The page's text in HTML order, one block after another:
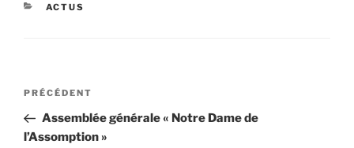
CATÉGORIES
ACTUS
Navigation
l’article
Article
précédent
PRÉCÉDENT
Assemblée générale « Notre Dame de
l’Assomption »